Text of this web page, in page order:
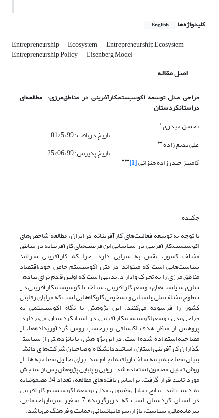
کلیدواژه‌ها English
Entrepreneurship Ecosystem Entrepreneurship Ecosystem
Entrepreneurship Policy Eisenberg Model
اصل مقاله
طراحی مدل توسعه اکوسیستم­کارآفرینی در مناطق‌مرزی: مطالعه‌ای
دراستان­کردستان
محسن حیدری*
علی بدیع زاده**
کامبیز حیدرزاده هنزائی[1]
***
تاریخ دریافت: 01/5/99
تاریخ پذیرش: 25/06/99
چکیده
با توجه به توسعه فعالیت‌های کارآفرینانه در ایران، مطالعه شاخص‌های
اکوسیستم­کارآفرینی در شناسایی این فرصت‌های کارآفرینانه در مناطق
مختلف کشور، نقش به سزایی دارد. چرا که کارآفرینی سرآمد
سیاست‌هایی است که می­تواند در متن اکوسیستم خاص خود،اقتصاد
مناطق مرزی را به تحرک وادارد. بدیهی است که اولین قدم برای پیاده­
سازی سیاست‌های توسعه­کارآفرینی، شناخت اکوسیستم­کارآفرینی در
سطوح مختلف ملی و استانی و تشخیص گلوگاه‌هایی است که مزایای رقابتی
کشور را فرسوده می‌کنند. این پژوهش با نگاه اکوسیستمی به
طراحی‌مدل توسعه­اکوسیستم­کارآفرینی در استان­کردستان می‌پردازد.
پژوهش از منظر هدف اکتشافی و برحسب روش گردآوری­داده‌ها، از
مصاحبه استفاده شده است. دراین پژوهش، با پانزده­تن از سیاست­
گذاران کارآفرینی استان، اساتید­دانشگاه و صاحبان شرکت‌های دانش­
بنیان مصاحبه نیمه ساختاریافته انجام شد.برای تحلیل مصاحبه ها،از
روش تحلیل مضمون استفاده شد. روایی و پایایی پژوهش پس از سنجش
مورد تایید قرار گرفت. براساس یافته‌های مطالعه، تعداد 34 مضمون­پایه
به دست آمد. نتایج تحلیل‌مضمون، مدل توسعه اکوسیستم کارآفرینی
در استان کردستان است که دربرگیرنده 7 متغیر سرمایه­اجتماعی،
سرمایه‌مالی، سیاست، بازار،سرمایه­انسانی،حمایت و فرهنگ می‌باشد.